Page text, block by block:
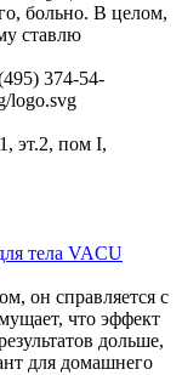
больно. В целом,
ставлю
374-54-
logo.svg
эт.2, пом I,
тела VACU
он справляется с
что эффект
дольше,
для домашнего